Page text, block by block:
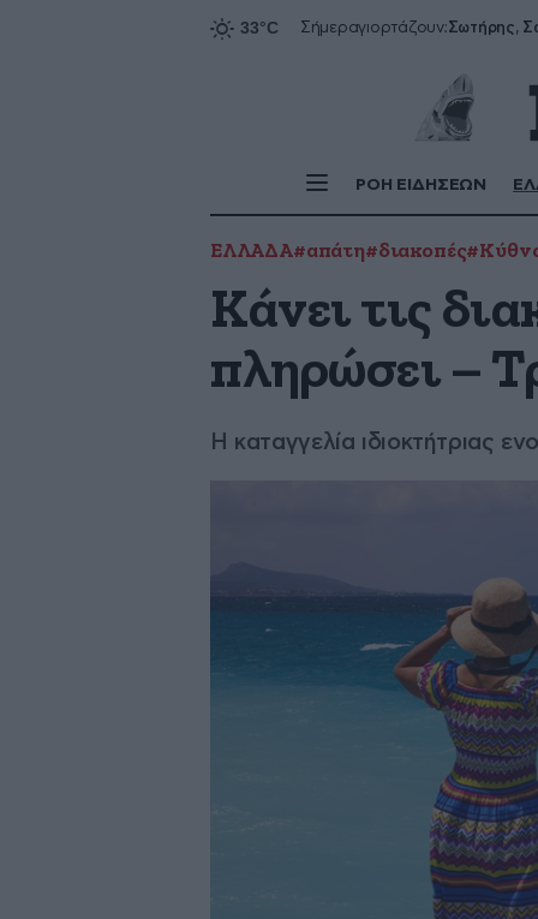
Σήμεραγιορτάζουν:
ΡΟΗ ΕΙΔΗΣΕΩΝ
ΕΛΛΑΔΑ#απάτη#διακοπές
Κάνει τις
πληρώσει –
Η καταγγελία ιδιοκτήτριας